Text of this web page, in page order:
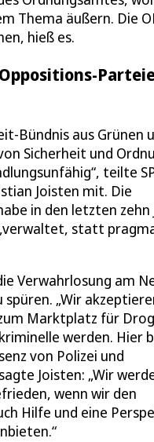
Thema äußern. Die
hieß es.
Bündnis aus Grünen
Sicherheit und
teilte
Joisten mit. Die
in den letzten zehn
statt
Verwahrlosung am
spüren. „Wir
Marktplatz für
werden. Hier
von Polizei und
Joisten: „Wir
wenn wir den
Hilfe und eine